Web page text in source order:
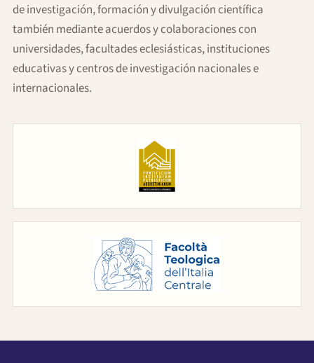
de investigación, formación y divulgación científica
también mediante acuerdos y colaboraciones con
universidades, facultades eclesiásticas, instituciones
educativas y centros de investigación nacionales e
internacionales.